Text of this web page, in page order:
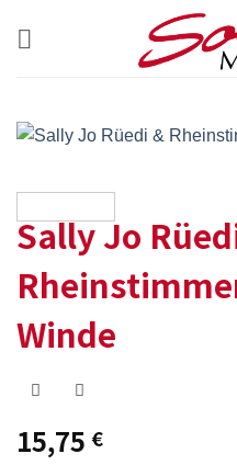
Sally Jo
Winde
15,75 €